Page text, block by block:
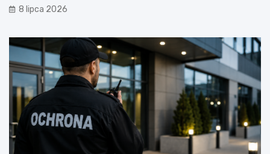
8 lipca 2026